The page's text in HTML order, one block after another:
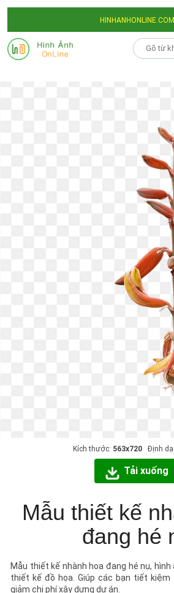
HINHANHONLINE.COM
Kích thước: 563x720 Định
Tải xuống
Mẫu thiết kế
đang hé
Mẫu thiết kế nhành hoa đang hé nụ,
thiết kế đồ họa. Giúp các bạn tiết kiệm
giảm chi phí xây dựng dự án.